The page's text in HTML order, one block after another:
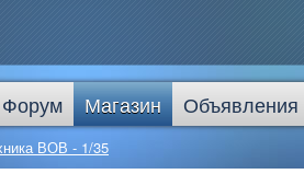
Форум Магазин Объявления
ВОВ - 1/35